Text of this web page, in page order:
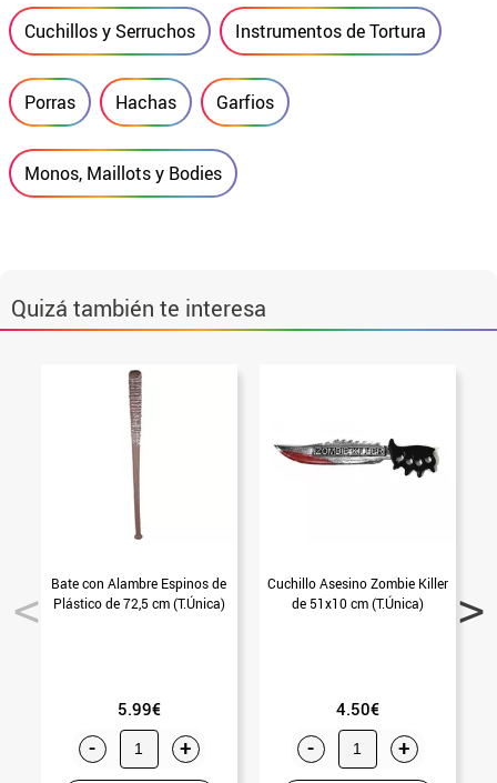
Cuchillos y Serruchos Instrumentos de Tortura
Porras Hachas Garfios
Monos, Maillots y Bodies
Quizá también te interesa
Bate con Alambre Espinos de
Plástico de 72,5 cm (T.Única)
5.99€
- +
Cuchillo Asesino Zombie Killer
de 51x10 cm (T.Única)
4.50€
- +